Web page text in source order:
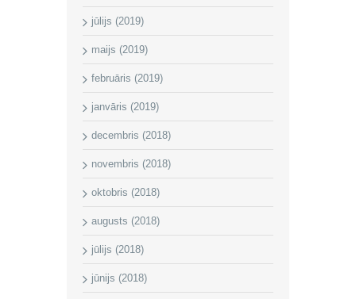
jūlijs (2019)
maijs (2019)
februāris (2019)
janvāris (2019)
decembris (2018)
novembris (2018)
oktobris (2018)
augusts (2018)
jūlijs (2018)
jūnijs (2018)